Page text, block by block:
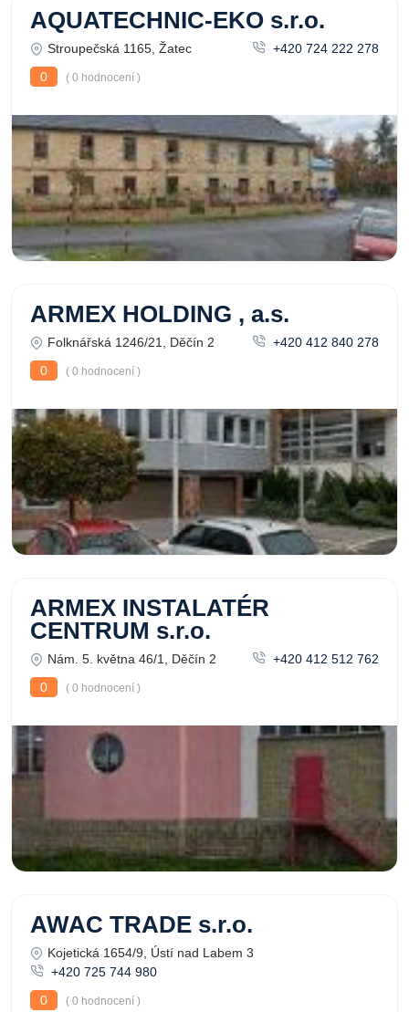
AQUATECHNIC-EKO s.r.o.
Stroupečská 1165, Žatec
+420 724 222 278
0
( 0 hodnocení )
ARMEX HOLDING , a.s.
Folknářská 1246/21, Děčín 2
+420 412 840 278
0
( 0 hodnocení )
ARMEX INSTALATÉR
CENTRUM s.r.o.
Nám. 5. května 46/1, Děčín 2
+420 412 512 762
0
( 0 hodnocení )
AWAC TRADE s.r.o.
Kojetická 1654/9, Ústí nad Labem 3
+420 725 744 980
0
( 0 hodnocení )